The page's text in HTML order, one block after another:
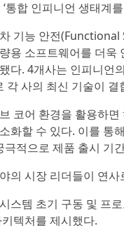
통합 인피니언 생태계
기능 안전
용 소프트웨어를 더욱
다. 4개사는 인피니언
각 사의 최신 기술이
코어 환경을 활용하
화할 수 있다. 이를 통
극적으로 제품 출시 기
의 시장 리더들이 연
스템 초기 구동 및 프
텍처를 제시했다.